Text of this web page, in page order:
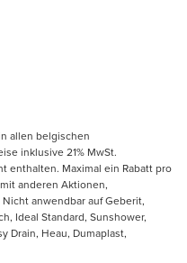
allen belgischen
inklusive 21% MwSt.
enthalten. Maximal ein Rabatt pro
anderen Aktionen,
anwendbar auf Geberit,
Ideal Standard, Sunshower,
Drain, Heau, Dumaplast,